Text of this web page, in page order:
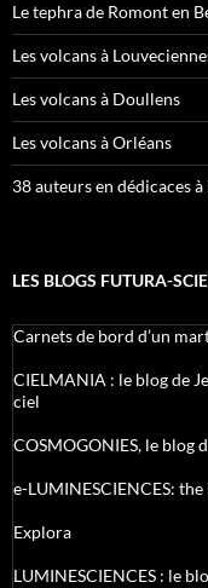
Le tephra de Romont en
Les volcans à
Les volcans à Doullens
Les volcans à Orléans
38 auteurs en dédicaces à
LES BLOGS FUTURA-
Carnets de bord d’un
CIELMANIA : le blog de
ciel
COSMOGONIES, le blog
e-LUMINESCIENCES:
Explora
LUMINESCIENCES : le